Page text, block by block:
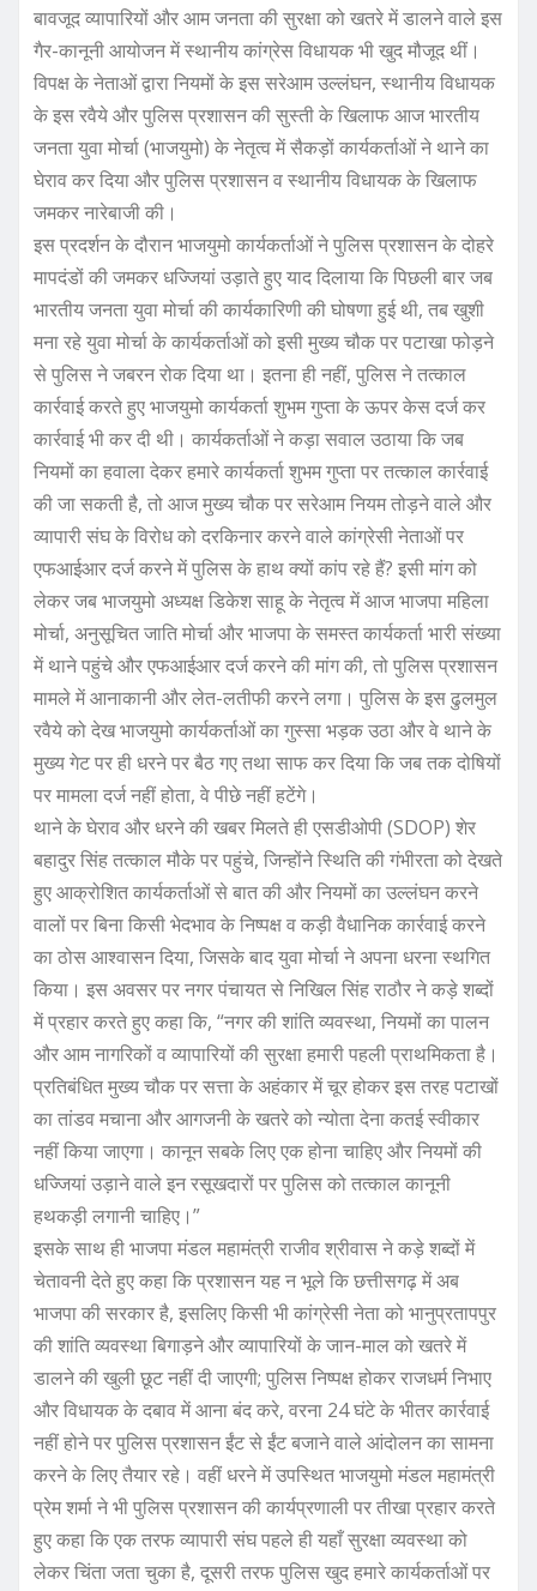
बावजूद व्यापारियों और आम जनता की सुरक्षा को खतरे में डालने वाले इस
गैर-कानूनी आयोजन में स्थानीय कांग्रेस विधायक भी खुद मौजूद थीं।
विपक्ष के नेताओं द्वारा नियमों के इस सरेआम उल्लंघन, स्थानीय विधायक
के इस रवैये और पुलिस प्रशासन की सुस्ती के खिलाफ आज भारतीय
जनता युवा मोर्चा (भाजयुमो) के नेतृत्व में सैकड़ों कार्यकर्ताओं ने थाने का
घेराव कर दिया और पुलिस प्रशासन व स्थानीय विधायक के खिलाफ
जमकर नारेबाजी की।
इस प्रदर्शन के दौरान भाजयुमो कार्यकर्ताओं ने पुलिस प्रशासन के दोहरे
मापदंडों की जमकर धज्जियां उड़ाते हुए याद दिलाया कि पिछली बार जब
भारतीय जनता युवा मोर्चा की कार्यकारिणी की घोषणा हुई थी, तब खुशी
मना रहे युवा मोर्चा के कार्यकर्ताओं को इसी मुख्य चौक पर पटाखा फोड़ने
से पुलिस ने जबरन रोक दिया था। इतना ही नहीं, पुलिस ने तत्काल
कार्रवाई करते हुए भाजयुमो कार्यकर्ता शुभम गुप्ता के ऊपर केस दर्ज कर
कार्रवाई भी कर दी थी। कार्यकर्ताओं ने कड़ा सवाल उठाया कि जब
नियमों का हवाला देकर हमारे कार्यकर्ता शुभम गुप्ता पर तत्काल कार्रवाई
की जा सकती है, तो आज मुख्य चौक पर सरेआम नियम तोड़ने वाले और
व्यापारी संघ के विरोध को दरकिनार करने वाले कांग्रेसी नेताओं पर
एफआईआर दर्ज करने में पुलिस के हाथ क्यों कांप रहे हैं? इसी मांग को
लेकर जब भाजयुमो अध्यक्ष डिकेश साहू के नेतृत्व में आज भाजपा महिला
मोर्चा, अनुसूचित जाति मोर्चा और भाजपा के समस्त कार्यकर्ता भारी संख्या
में थाने पहुंचे और एफआईआर दर्ज करने की मांग की, तो पुलिस प्रशासन
मामले में आनाकानी और लेत-लतीफी करने लगा। पुलिस के इस ढुलमुल
रवैये को देख भाजयुमो कार्यकर्ताओं का गुस्सा भड़क उठा और वे थाने के
मुख्य गेट पर ही धरने पर बैठ गए तथा साफ कर दिया कि जब तक दोषियों
पर मामला दर्ज नहीं होता, वे पीछे नहीं हटेंगे।
थाने के घेराव और धरने की खबर मिलते ही एसडीओपी (SDOP) शेर
बहादुर सिंह तत्काल मौके पर पहुंचे, जिन्होंने स्थिति की गंभीरता को देखते
हुए आक्रोशित कार्यकर्ताओं से बात की और नियमों का उल्लंघन करने
वालों पर बिना किसी भेदभाव के निष्पक्ष व कड़ी वैधानिक कार्रवाई करने
का ठोस आश्वासन दिया, जिसके बाद युवा मोर्चा ने अपना धरना स्थगित
किया। इस अवसर पर नगर पंचायत से निखिल सिंह राठौर ने कड़े शब्दों
में प्रहार करते हुए कहा कि, “नगर की शांति व्यवस्था, नियमों का पालन
और आम नागरिकों व व्यापारियों की सुरक्षा हमारी पहली प्राथमिकता है।
प्रतिबंधित मुख्य चौक पर सत्ता के अहंकार में चूर होकर इस तरह पटाखों
का तांडव मचाना और आगजनी के खतरे को न्योता देना कतई स्वीकार
नहीं किया जाएगा। कानून सबके लिए एक होना चाहिए और नियमों की
धज्जियां उड़ाने वाले इन रसूखदारों पर पुलिस को तत्काल कानूनी
हथकड़ी लगानी चाहिए।”
इसके साथ ही भाजपा मंडल महामंत्री राजीव श्रीवास ने कड़े शब्दों में
चेतावनी देते हुए कहा कि प्रशासन यह न भूले कि छत्तीसगढ़ में अब
भाजपा की सरकार है, इसलिए किसी भी कांग्रेसी नेता को भानुप्रतापपुर
की शांति व्यवस्था बिगाड़ने और व्यापारियों के जान-माल को खतरे में
डालने की खुली छूट नहीं दी जाएगी; पुलिस निष्पक्ष होकर राजधर्म निभाए
और विधायक के दबाव में आना बंद करे, वरना 24 घंटे के भीतर कार्रवाई
नहीं होने पर पुलिस प्रशासन ईंट से ईंट बजाने वाले आंदोलन का सामना
करने के लिए तैयार रहे। वहीं धरने में उपस्थित भाजयुमो मंडल महामंत्री
प्रेम शर्मा ने भी पुलिस प्रशासन की कार्यप्रणाली पर तीखा प्रहार करते
हुए कहा कि एक तरफ व्यापारी संघ पहले ही यहाँ सुरक्षा व्यवस्था को
लेकर चिंता जता चुका है, दूसरी तरफ पुलिस खुद हमारे कार्यकर्ताओं पर